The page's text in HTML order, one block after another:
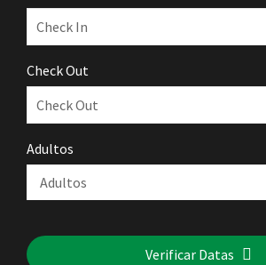
Check Out
Adultos
Verificar Datas